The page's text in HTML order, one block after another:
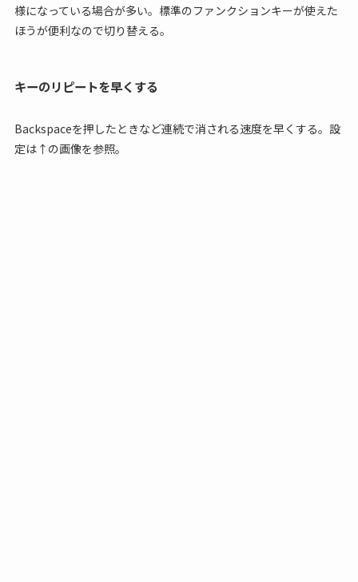
様になっている場合が多い。標準のファンクションキーが使えた
ほうが便利なので切り替える。
キーのリピートを早くする
Backspaceを押したときなど連続で消される速度を早くする。設
定は↑の画像を参照。